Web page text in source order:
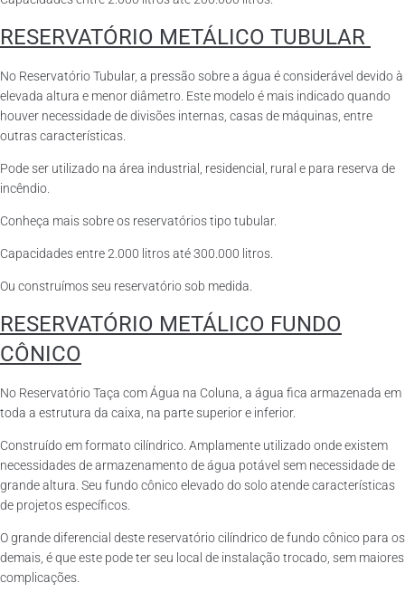
RESERVATÓRIO METÁLICO TUBULAR
No Reservatório Tubular, a pressão sobre a água é considerável devido à
elevada altura e menor diâmetro. Este modelo é mais indicado quando
houver necessidade de divisões internas, casas de máquinas, entre
outras características.
Pode ser utilizado na área industrial, residencial, rural e para reserva de
incêndio.
Conheça mais sobre os reservatórios tipo tubular.
Capacidades entre 2.000 litros até 300.000 litros.
Ou construímos seu reservatório sob medida.
RESERVATÓRIO METÁLICO FUNDO
CÔNICO
No Reservatório Taça com Água na Coluna, a água fica armazenada em
toda a estrutura da caixa, na parte superior e inferior.
Construído em formato cilíndrico. Amplamente utilizado onde existem
necessidades de armazenamento de água potável sem necessidade de
grande altura. Seu fundo cônico elevado do solo atende características
de projetos específicos.
O grande diferencial deste reservatório cilíndrico de fundo cônico para os
demais, é que este pode ter seu local de instalação trocado, sem maiores
complicações.